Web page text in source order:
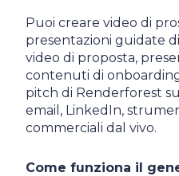
Puoi creare video di
presentazioni guidate
video di proposta,
contenuti di
pitch di Renderforest
email, LinkedIn,
commerciali dal vivo.
Come funziona il